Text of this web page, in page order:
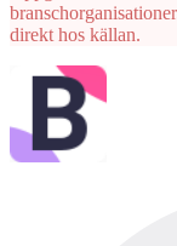
direkt hos källan.